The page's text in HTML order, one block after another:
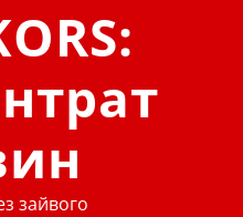
зайвого